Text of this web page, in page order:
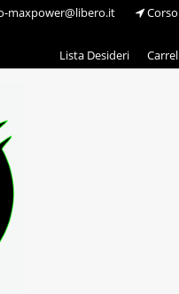
maxpower@libero.it
Corso
Lista Desideri